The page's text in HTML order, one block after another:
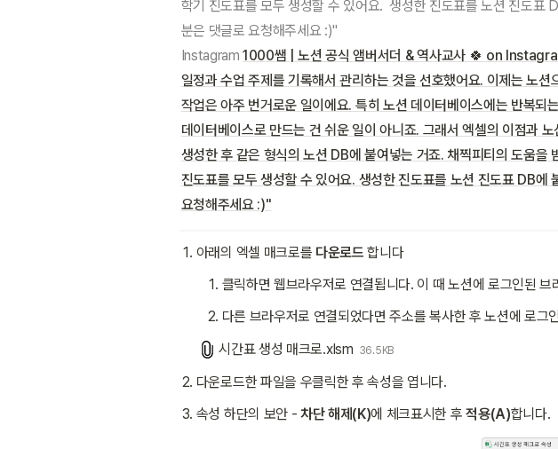
Instagram 1000쌤 | 노션 공식 앰버서더 & 역사교사 🍀 on
일정과 수업 주제를 기록해서 관리하는 것을 선호했어요. 이제는 노
작업은 아주 번거로운 일이에요. 특히 노션 데이터베이스에는 반복
데이터베이스로 만드는 건 쉬운 일이 아니죠. 그래서 엑셀의 이점과
생성한 후 같은 형식의 노션 DB에 붙여넣는 거죠. 채찍피티의 도움을
진도표를 모두 생성할 수 있어요. 생성한 진도표를 노션 진도표 DB
요청해주세요 :)"
아래의 엑셀 매크로를 다운로드 합니다
클릭하면 웹브라우저로 연결됩니다. 이 때 노션에 로그인된
다른 브라우저로 연결되었다면 주소를 복사한 후 노션에 로그
시간표 생성 매크로.xlsm 36.5KB
다운로드한 파일을 우클릭한 후 속성을 엽니다.
속성 하단의 보안 - 차단 해제(K)에 체크표시한 후 적용(A)합니다.